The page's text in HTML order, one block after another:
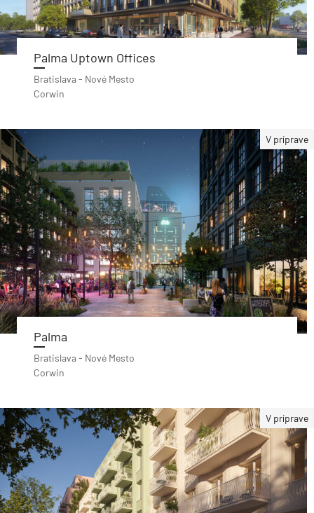
Palma Uptown Offices
Bratislava - Nové Mesto
Corwin
V príprave
Palma
Bratislava - Nové Mesto
Corwin
V príprave